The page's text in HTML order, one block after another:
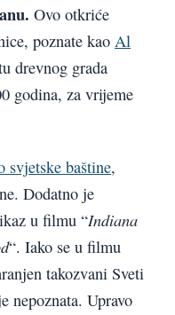
Ovo otkriće
poznate kao Al
drevnog grada
godina, za vrijeme
svjetske baštine,
Dodatno je
u filmu “Indiana
“. Iako se u filmu
takozvani Sveti
nepoznata. Upravo